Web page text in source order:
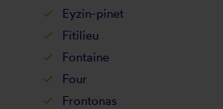
Eyzin-pinet
Fitilieu
Fontaine
Four
Frontonas